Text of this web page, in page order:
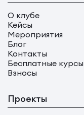
О клубе
Кейсы
Мероприятия
Блог
Контакты
Бесплатные курсы
Взносы
Проекты